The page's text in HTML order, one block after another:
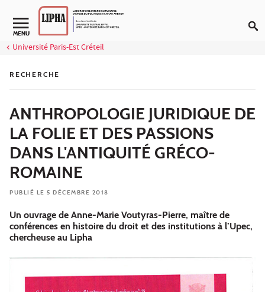
Aller au contenu
Navigation secondaire
MENU
Université Paris-Est Créteil
RECHERCHE
ANTHROPOLOGIE JURIDIQUE DE
LA FOLIE ET DES PASSIONS
DANS L'ANTIQUITÉ GRÉCO-
ROMAINE
PUBLIÉ LE 5 DÉCEMBRE 2018
Un ouvrage de Anne-Marie Voutyras-Pierre, maître de
conférences en histoire du droit et des institutions à l’Upec,
chercheuse au Lipha